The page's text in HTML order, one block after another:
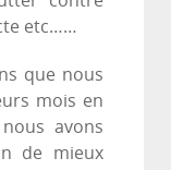
etc……
que nous
mois en
avons
de mieux